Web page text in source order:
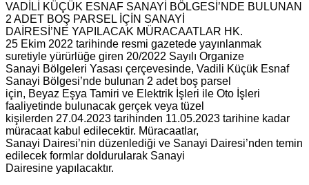
VADİLİ KÜÇÜK ESNAF SANAYİ BÖLGESİ’NDE BULUNAN
2 ADET BOŞ PARSEL İÇİN SANAYİ
DAİRESİ’NE YAPILACAK MÜRACAATLAR HK.
25 Ekim 2022 tarihinde resmi gazetede yayınlanmak
suretiyle yürürlüğe giren 20/2022 Sayılı Organize
Sanayi Bölgeleri Yasası çerçevesinde, Vadili Küçük Esnaf
Sanayi Bölgesi’nde bulunan 2 adet boş parsel
için, Beyaz Eşya Tamiri ve Elektrik İşleri ile Oto İşleri
faaliyetinde bulunacak gerçek veya tüzel
kişilerden 27.04.2023 tarihinden 11.05.2023 tarihine kadar
müracaat kabul edilecektir. Müracaatlar,
Sanayi Dairesi’nin düzenlediği ve Sanayi Dairesi’nden temin
edilecek formlar doldurularak Sanayi
Dairesine yapılacaktır.